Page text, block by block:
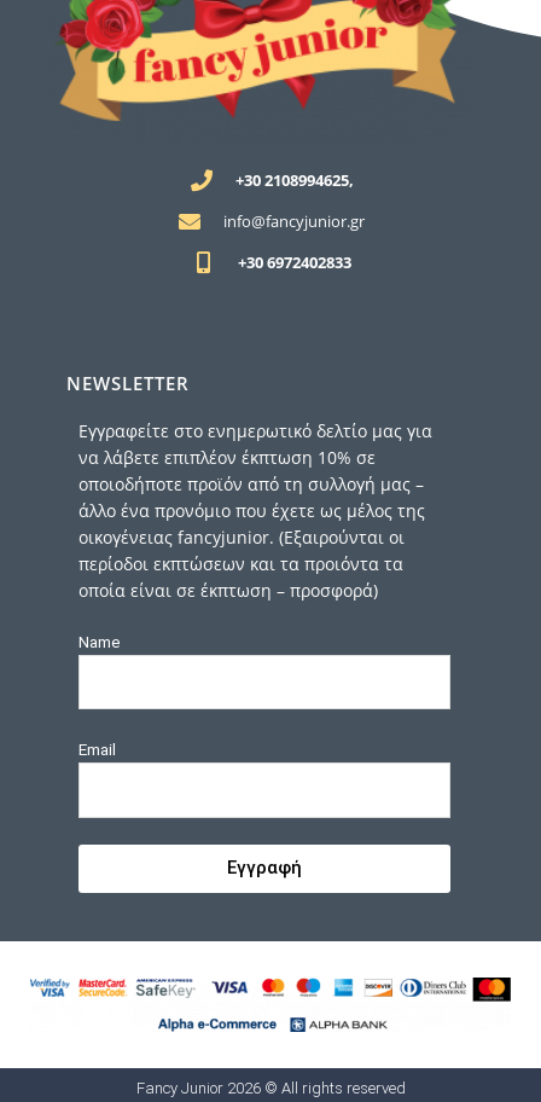
+30 2108994625,
info@fancyjunior.gr
+30 6972402833
NEWSLETTER
Εγγραφείτε στο ενημερωτικό δελτίο μας για
να λάβετε επιπλέον έκπτωση 10% σε
οποιοδήποτε προϊόν από τη συλλογή μας –
άλλο ένα προνόμιο που έχετε ως μέλος της
οικογένειας fancyjunior. (Εξαιρούνται οι
περίοδοι εκπτώσεων και τα προιόντα τα
οποία είναι σε έκπτωση – προσφορά)
Name
Email
Εγγραφή
Fancy Junior 2026 © All rights reserved